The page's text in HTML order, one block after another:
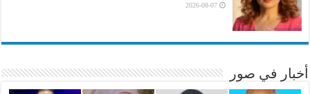
2026-08-07
أخبار في صور